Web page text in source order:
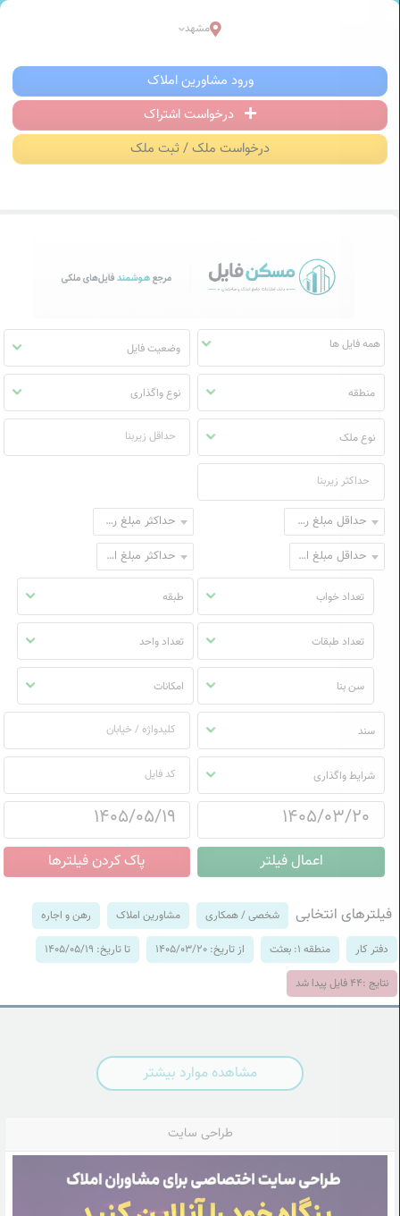
مسکن فایل | خرید، فروش، رهن و اجاره
مشهد
ورود مشاورین املاک
درخواست اشتراک
درخواست ملک / ثبت ملک
منوی
وضعیت فایل
منطقه نوع واگذاری
نوع ملک
حداقل مبلغ رهن
حداکثر مبلغ رهن
حداقل مبلغ اجاره
حداکثر مبلغ اجاره
تعداد خواب طبقه
تعداد طبقات تعداد واحد
سن بنا امکانات
سند
شرایط واگذاری
فیلترهای انتخابی شخصی / همکاری مشاورین املاک رهن و اجاره
دفتر کار منطقه 1: بعثت از تاریخ: 1405/03/20 تا تاریخ: 1405/05/19
نتایج :44 فایل پیدا شد
مشاهده موارد بیشتر
طراحی سایت